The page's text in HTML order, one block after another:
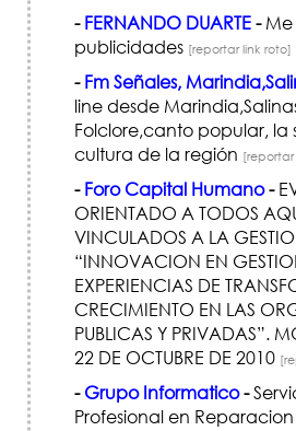
- FERNANDO DUARTE-Me
publicidades [reportar link roto]
- Fm Señales,
line desde
Folclore,canto popular, la
cultura de la región
- Foro Capital Humano-
ORIENTADO A TODOS
VINCULADOS A LA
“INNOVACION EN
EXPERIENCIAS DE
CRECIMIENTO EN LAS
PUBLICAS Y PRIVADAS”.
22 DE OCTUBRE DE 2010
- Grupo Informatico-
Profesional en